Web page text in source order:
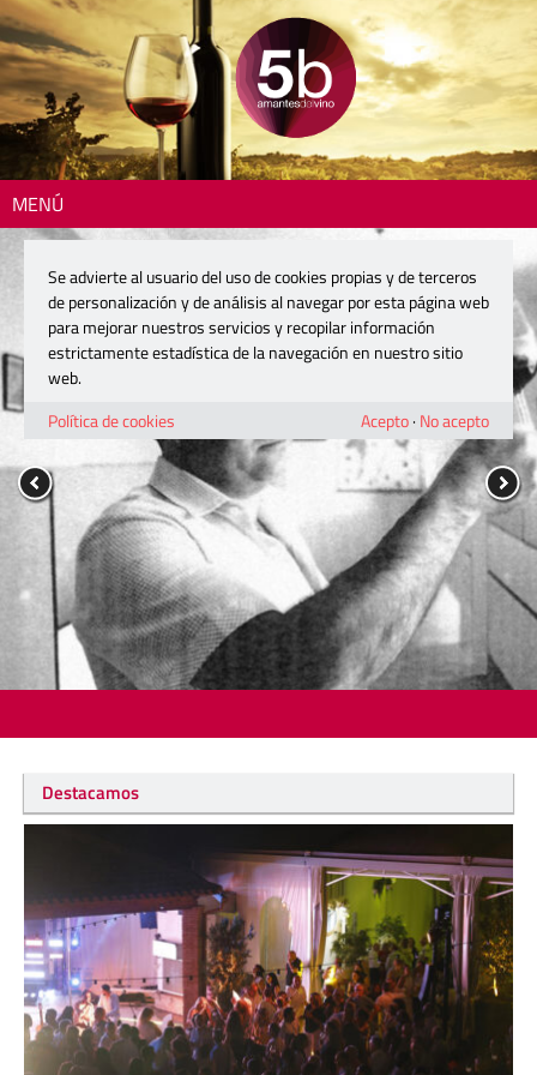
MENÚ
Destacamos
Se advierte al usuario del uso de cookies propias y de terceros
de personalización y de análisis al navegar por esta página web
para mejorar nuestros servicios y recopilar información
estrictamente estadística de la navegación en nuestro sitio
web.
Política de cookies
Acepto· No acepto